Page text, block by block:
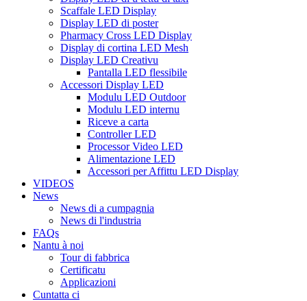
Scaffale LED Display
Display LED di poster
Pharmacy Cross LED Display
Display di cortina LED Mesh
Display LED Creativu
Pantalla LED flessibile
Accessori Display LED
Modulu LED Outdoor
Modulu LED internu
Riceve a carta
Controller LED
Processor Video LED
Alimentazione LED
Accessori per Affittu LED Display
VIDEOS
News
News di a cumpagnia
News di l'industria
FAQs
Nantu à noi
Tour di fabbrica
Certificatu
Applicazioni
Cuntatta ci